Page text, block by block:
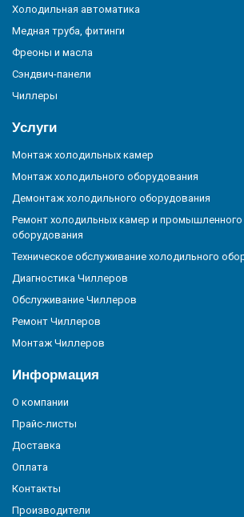
Холодильная автоматика
Медная труба, фитинги
Фреоны и масла
Сэндвич-панели
Чиллеры
Услуги
Монтаж холодильных камер
Монтаж холодильного оборудования
Демонтаж холодильного оборудования
Ремонт холодильных камер и промышленного
оборудования
Техническое обслуживание холодильного
Диагностика Чиллеров
Обслуживание Чиллеров
Ремонт Чиллеров
Монтаж Чиллеров
Информация
О компании
Прайс-листы
Доставка
Оплата
Контакты
Производители